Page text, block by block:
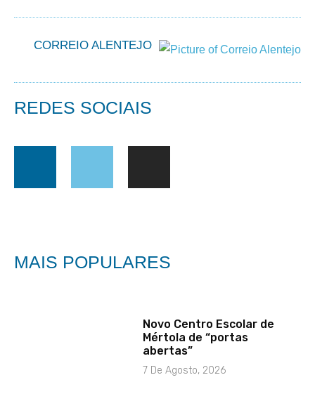
CORREIO ALENTEJO
REDES SOCIAIS
MAIS POPULARES
Novo Centro Escolar de
Mértola de “portas
abertas”
7 De Agosto, 2026